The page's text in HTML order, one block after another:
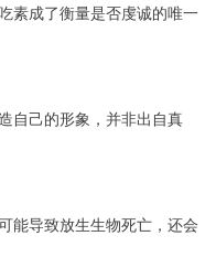
素成了衡量是否虔诚的唯一
自己的形象，并非出自真
能导致放生生物死亡，还会